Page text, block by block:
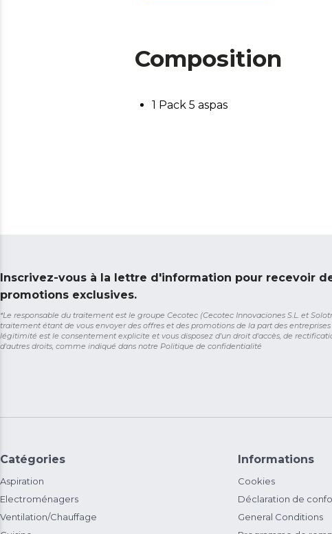
Composition
1 Pack 5 aspas
Inscrivez-vous à la lettre d'information pour recevoir
promotions exclusives.
*Le responsable du traitement est le groupe Cecotec (Cecotec Innovaciones S.L. et
traitement étant de vous envoyer des offres et des promotions de la part des entreprises
légitimité est le consentement explicite et vous disposez d'un droit d'accès, de
d'autres droits, comme indiqué dans notre Politique de confidentialité
Catégories
Aspiration
Electroménagers
Ventilation/Chauffage
Informations
Cookies
Déclaration de
General Conditions